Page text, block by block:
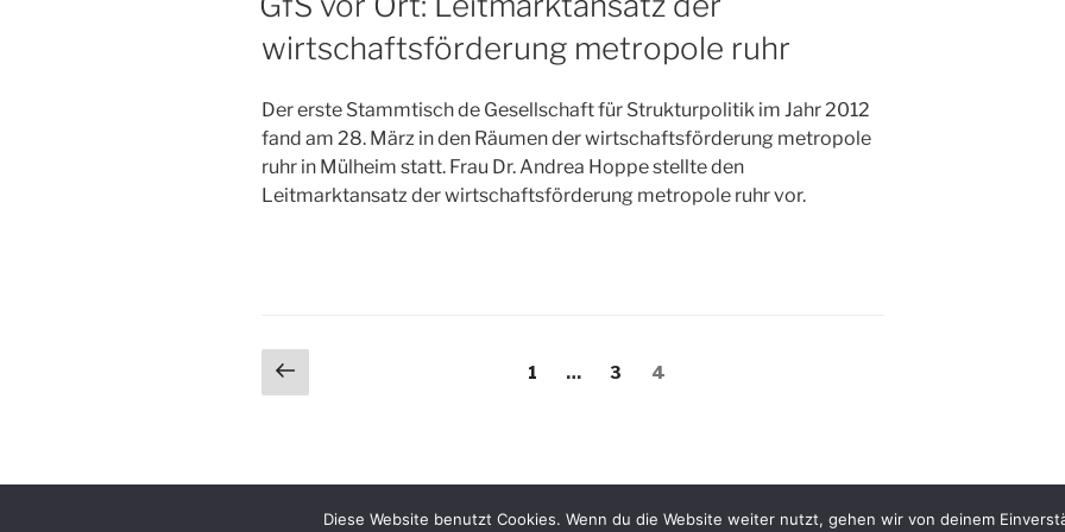
wirtschaftsförderung metropole ruhr
Der erste Stammtisch de Gesellschaft für Strukturpolitik im Jahr 2012
fand am 28. März in den Räumen der wirtschaftsförderung metropole
ruhr in Mülheim statt. Frau Dr. Andrea Hoppe stellte den
Leitmarktansatz der wirtschaftsförderung metropole ruhr vor.
Seitennummerierung
Vorherige
Seite
Seite
1 … Seite
3 Seite
4
Diese Website benutzt Cookies. Wenn du die Website weiter nutzt, gehen wir von deinem